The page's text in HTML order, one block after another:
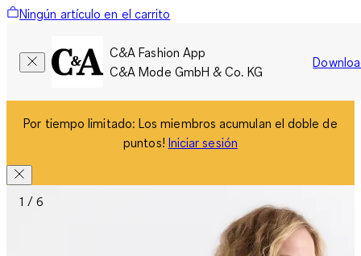
Ningún artículo en el carrito
C&A Fashion App
C&A Mode GmbH & Co. KG
Por tiempo limitado: Los miembros acumulan el doble de
puntos! Iniciar sesión
1 / 6